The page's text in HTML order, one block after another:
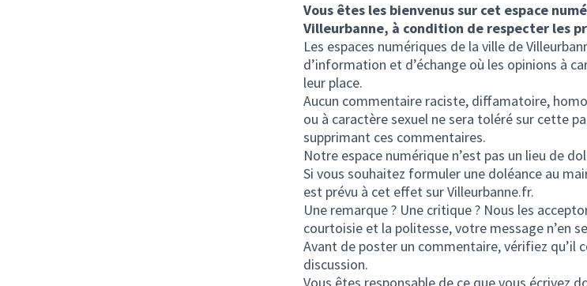
Vous êtes les bienvenus sur cet espace
Villeurbanne, à condition de respecter les
Les espaces numériques de la ville de
d’information et d’échange où les opinions à
leur place.
Aucun commentaire raciste, diffamatoire,
ou à caractère sexuel ne sera toléré sur cette
supprimant ces commentaires.
Notre espace numérique n’est pas un lieu de
Si vous souhaitez formuler une doléance au
est prévu à cet effet sur Villeurbanne.fr.
Une remarque ? Une critique ? Nous les
courtoisie et la politesse, votre message n’en
Avant de poster un commentaire, vérifiez qu’il
discussion.